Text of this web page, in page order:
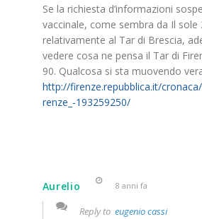
Se la richiesta d’informazioni
vaccinale, come sembra da Il sole
relativamente al Tar di Brescia,
vedere cosa ne pensa il Tar di
90. Qualcosa si sta muovendo
http://firenze.repubblica.it/
renze_-193259250/
Aurelio 8 anni fa
Reply to eugenio cassi